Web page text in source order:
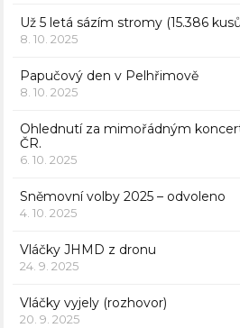
Už 5 letá sázím stromy (15.386
8. 10. 2025
Papučový den v Pelhřimově
8. 10. 2025
Ohlednutí za mimořádným
ČR.
6. 10. 2025
Sněmovní volby 2025 – odvoleno
4. 10. 2025
Vláčky JHMD z dronu
24. 9. 2025
Vláčky vyjely (rozhovor)
20. 9. 2025